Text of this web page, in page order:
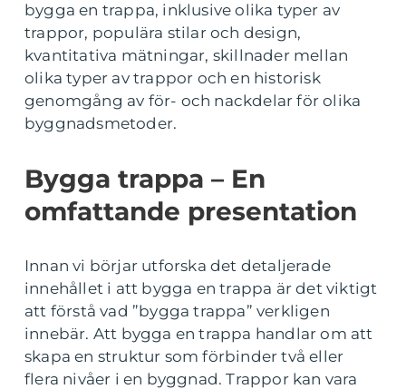
bygga en trappa, inklusive olika typer av
trappor, populära stilar och design,
kvantitativa mätningar, skillnader mellan
olika typer av trappor och en historisk
genomgång av för- och nackdelar för olika
byggnadsmetoder.
Bygga trappa – En
omfattande presentation
Innan vi börjar utforska det detaljerade
innehållet i att bygga en trappa är det viktigt
att förstå vad ”bygga trappa” verkligen
innebär. Att bygga en trappa handlar om att
skapa en struktur som förbinder två eller
flera nivåer i en byggnad. Trappor kan vara